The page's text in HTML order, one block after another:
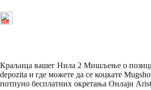
过
内
Краљица вашег Нила 2 Мишљење о
depozita и где можете да се коцкате
потпуно бесплатних окретања Онлајн